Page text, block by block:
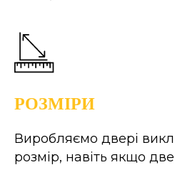
РОЗМІРИ
Виробляємо двері
розмір, навіть якщо